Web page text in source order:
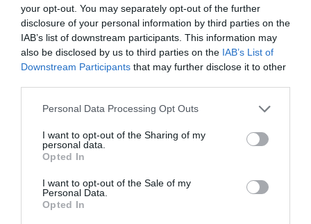
your opt-out. You may separately opt-out of the further
disclosure of your personal information by third parties on the
IAB’s list of downstream participants. This information may
also be disclosed by us to third parties on the IAB’s List of
Downstream Participants that may further disclose it to other
Personal Data Processing Opt Outs
I want to opt-out of the Sharing of my
personal data.
Opted In
I want to opt-out of the Sale of my
Personal Data.
Opted In
por Redacción
Artículos anteriores
Opinión